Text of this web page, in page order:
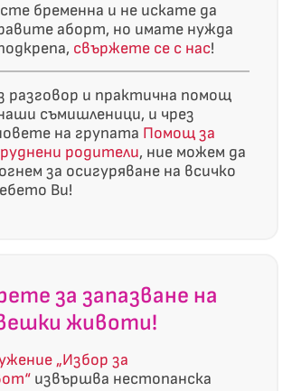
бременна и не искате да
аборт, но имате нужда
свържете се с нас!
разговор и практична помощ
съмишленици, и чрез
на групата Помощ за
родители, ние можем да
за осигуряване на всичко
Ви!
за запазване на
животи!
„Избор за
извършва нестопанска